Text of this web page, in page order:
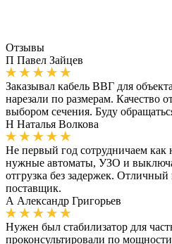
Отзывы
П Павел Зайцев
Заказывал кабель ВВГ для
нарезали по размерам. Качество
выбором сечения. Буду
Н Наталья Волкова
Не первый год сотрудничаем
нужные автоматы, УЗО и
отгрузка без задержек. Отличный
поставщик.
А Александр Григорьев
Нужен был стабилизатор для
проконсультировали по